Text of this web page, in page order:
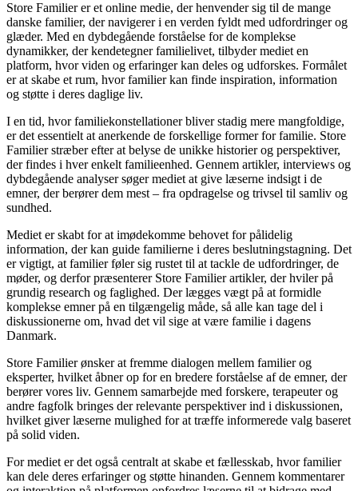
Store Familier er et online medie, der henvender sig til de mange
danske familier, der navigerer i en verden fyldt med udfordringer og
glæder. Med en dybdegående forståelse for de komplekse
dynamikker, der kendetegner familielivet, tilbyder mediet en
platform, hvor viden og erfaringer kan deles og udforskes. Formålet
er at skabe et rum, hvor familier kan finde inspiration, information
og støtte i deres daglige liv.
I en tid, hvor familiekonstellationer bliver stadig mere mangfoldige,
er det essentielt at anerkende de forskellige former for familie. Store
Familier stræber efter at belyse de unikke historier og perspektiver,
der findes i hver enkelt familieenhed. Gennem artikler, interviews og
dybdegående analyser søger mediet at give læserne indsigt i de
emner, der berører dem mest – fra opdragelse og trivsel til samliv og
sundhed.
Mediet er skabt for at imødekomme behovet for pålidelig
information, der kan guide familierne i deres beslutningstagning. Det
er vigtigt, at familier føler sig rustet til at tackle de udfordringer, de
møder, og derfor præsenterer Store Familier artikler, der hviler på
grundig research og faglighed. Der lægges vægt på at formidle
komplekse emner på en tilgængelig måde, så alle kan tage del i
diskussionerne om, hvad det vil sige at være familie i dagens
Danmark.
Store Familier ønsker at fremme dialogen mellem familier og
eksperter, hvilket åbner op for en bredere forståelse af de emner, der
berører vores liv. Gennem samarbejde med forskere, terapeuter og
andre fagfolk bringes der relevante perspektiver ind i diskussionen,
hvilket giver læserne mulighed for at træffe informerede valg baseret
på solid viden.
For mediet er det også centralt at skabe et fællesskab, hvor familier
kan dele deres erfaringer og støtte hinanden. Gennem kommentarer